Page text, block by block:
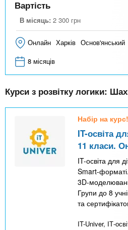
Вартість
В місяць: 2 300 грн
Онлайн Харків Основ'янський
8 місяців
Курси з розвітку логики:
Набір на курс!
IT-освіта
11 класи.
IT-освіта для
Smart-
3D-
Групи до 8
та
IT-Univer, ІТ-